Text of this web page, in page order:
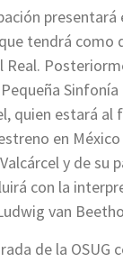
tendrá como
Real.
quien estará al
en
y de su
con la
van
de la OSUG